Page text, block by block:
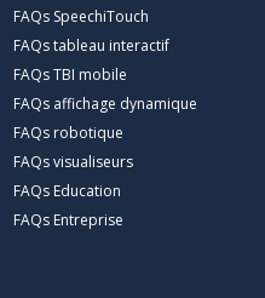
FAQs SpeechiTouch
FAQs tableau interactif
FAQs TBI mobile
FAQs affichage dynamique
FAQs robotique
FAQs visualiseurs
FAQs Education
FAQs Entreprise